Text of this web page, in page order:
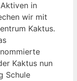
in
wir mit
Kaktus.
Kaktus nun
Schule